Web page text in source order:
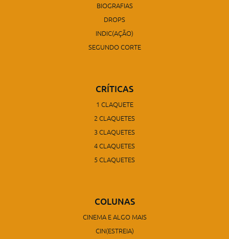
BIOGRAFIAS
DROPS
INDIC(AÇÃO)
SEGUNDO CORTE
CRÍTICAS
1 CLAQUETE
2 CLAQUETES
3 CLAQUETES
4 CLAQUETES
5 CLAQUETES
COLUNAS
CINEMA E ALGO MAIS
CIN(ESTREIA)